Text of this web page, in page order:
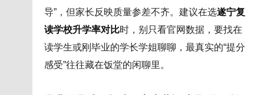
导”，但家长反映质量参差不齐。建议在选遂宁复
读学校升学率对比时，别只看官网数据，要找在
读学生或刚毕业的学长学姐聊聊，最真实的“提分
感受”往往藏在饭堂的闲聊里。